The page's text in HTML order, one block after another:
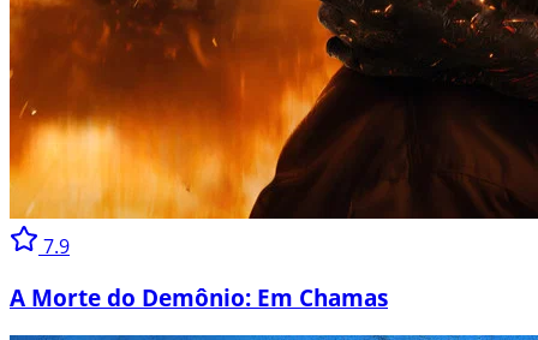
7.9
A Morte do Demônio: Em Chamas